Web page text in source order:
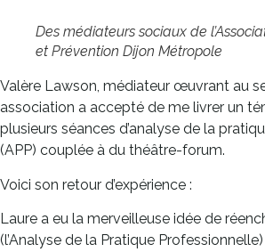
Des médiateurs sociaux de
et Prévention Dijon Métropole
Valère Lawson, médiateur œuvrant au
association a accepté de me livrer un
plusieurs séances d’analyse de la
(APP) couplée à du théâtre-forum.
Voici son retour d’expérience :
Laure a eu la merveilleuse idée de
(l’Analyse de la Pratique